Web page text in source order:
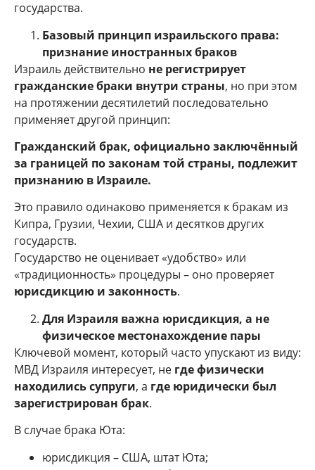
государства.
Базовый принцип израильского права:
признание иностранных браков
Израиль действительно не регистрирует
гражданские браки внутри страны, но при этом
на протяжении десятилетий последовательно
применяет другой принцип:
Гражданский брак, официально заключённый
за границей по законам той страны, подлежит
признанию в Израиле.
Это правило одинаково применяется к бракам из
Кипра, Грузии, Чехии, США и десятков других
государств.
Государство не оценивает «удобство» или
«традиционность» процедуры – оно проверяет
юрисдикцию и законность.
Для Израиля важна юрисдикция, а не
физическое местонахождение пары
Ключевой момент, который часто упускают из виду:
МВД Израиля интересует, не где физически
находились супруги, а где юридически был
зарегистрирован брак.
В случае брака Юта:
юрисдикция – США, штат Юта;